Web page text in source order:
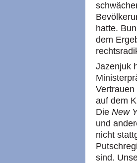
hatte.
dem
Jazenjuk
auf dem
Die New
und
nicht
sind.